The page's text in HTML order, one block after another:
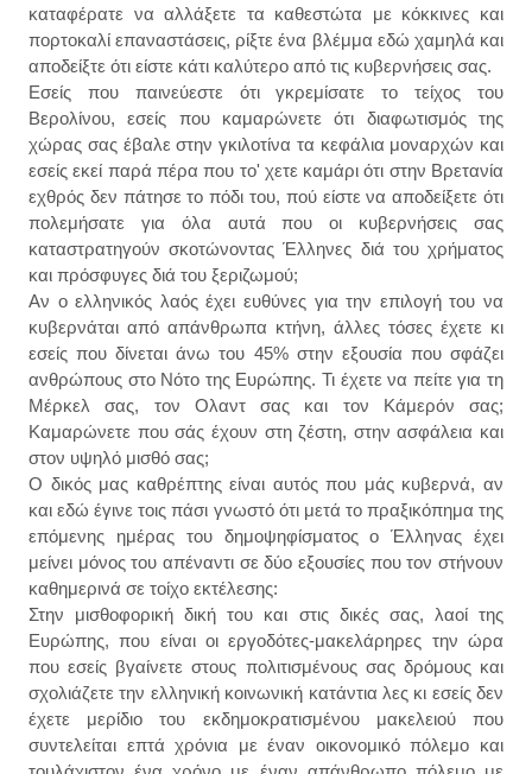
καταφέρατε να αλλάξετε τα καθεστώτα με κόκκινες και
πορτοκαλί επαναστάσεις, ρίξτε ένα βλέμμα εδώ χαμηλά και
αποδείξτε ότι είστε κάτι καλύτερο από τις κυβερνήσεις σας.
Εσείς που παινεύεστε ότι γκρεμίσατε το τείχος του
Βερολίνου, εσείς που καμαρώνετε ότι διαφωτισμός της
χώρας σας έβαλε στην γκιλοτίνα τα κεφάλια μοναρχών και
εσείς εκεί παρά πέρα που το' χετε καμάρι ότι στην Βρετανία
εχθρός δεν πάτησε το πόδι του, πού είστε να αποδείξετε ότι
πολεμήσατε για όλα αυτά που οι κυβερνήσεις σας
καταστρατηγούν σκοτώνοντας Έλληνες διά του χρήματος
και πρόσφυγες διά του ξεριζωμού;
Αν ο ελληνικός λαός έχει ευθύνες για την επιλογή του να
κυβερνάται από απάνθρωπα κτήνη, άλλες τόσες έχετε κι
εσείς που δίνεται άνω του 45% στην εξουσία που σφάζει
ανθρώπους στο Νότο της Ευρώπης. Τι έχετε να πείτε για τη
Μέρκελ σας, τον Ολαντ σας και τον Κάμερόν σας;
Καμαρώνετε που σάς έχουν στη ζέστη, στην ασφάλεια και
στον υψηλό μισθό σας;
Ο δικός μας καθρέπτης είναι αυτός που μάς κυβερνά, αν
και εδώ έγινε τοις πάσι γνωστό ότι μετά το πραξικόπημα της
επόμενης ημέρας του δημοψηφίσματος ο Έλληνας έχει
μείνει μόνος του απέναντι σε δύο εξουσίες που τον στήνουν
καθημερινά σε τοίχο εκτέλεσης:
Στην μισθοφορική δική του και στις δικές σας, λαοί της
Ευρώπης, που είναι οι εργοδότες-μακελάρηρες την ώρα
που εσείς βγαίνετε στους πολιτισμένους σας δρόμους και
σχολιάζετε την ελληνική κοινωνική κατάντια λες κι εσείς δεν
έχετε μερίδιο του εκδημοκρατισμένου μακελειού που
συντελείται επτά χρόνια με έναν οικονομικό πόλεμο και